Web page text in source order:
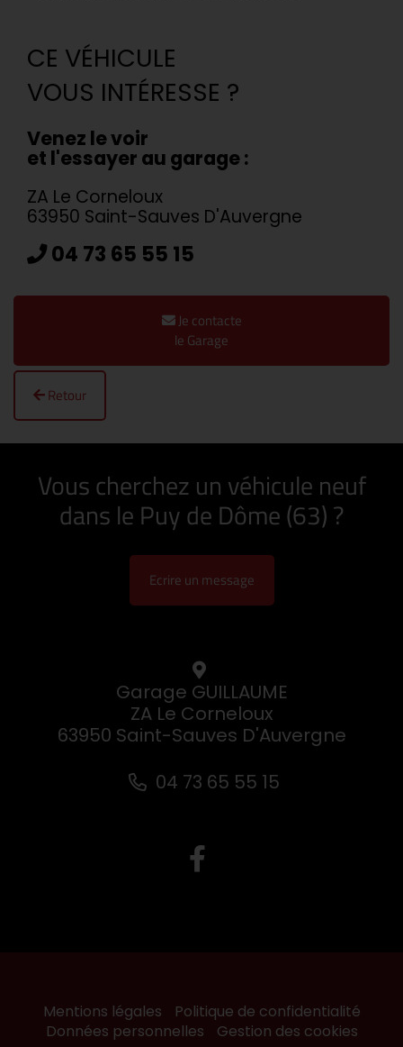
CE VÉHICULE
VOUS INTÉRESSE ?
Venez le voir
et l'essayer au garage :
ZA Le Corneloux
63950 Saint-Sauves D'Auvergne
04 73 65 55 15
Je contacte
le Garage
Retour
Vous cherchez un véhicule neuf
dans le Puy de Dôme (63) ?
Ecrire un message
Garage GUILLAUME
ZA Le Corneloux
63950 Saint-Sauves D'Auvergne
04 73 65 55 15
Mentions légales
Politique de confidentialité
Données personnelles
Gestion des cookies